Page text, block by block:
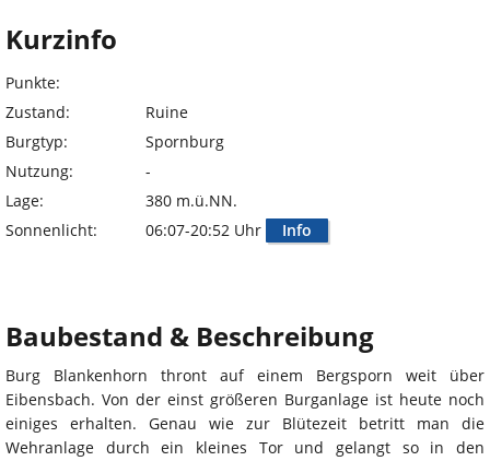
Kurzinfo
Punkte:
Zustand:
Ruine
Burgtyp:
Spornburg
Nutzung:
-
Lage:
380 m.ü.NN.
Sonnenlicht:
06:07-20:52 Uhr Info
Baubestand & Beschreibung
Burg Blankenhorn thront auf einem Bergsporn weit über
Eibensbach. Von der einst größeren Burganlage ist heute noch
einiges erhalten. Genau wie zur Blütezeit betritt man die
Wehranlage durch ein kleines Tor und gelangt so in den